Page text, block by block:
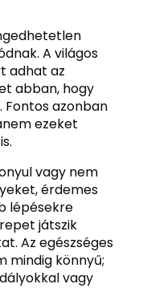
A világos
adhat az
abban, hogy
Fontos azonban
ezeket
vagy nem
érdemes
lépésekre
játszik
Az egészséges
mindig könnyű;
vagy